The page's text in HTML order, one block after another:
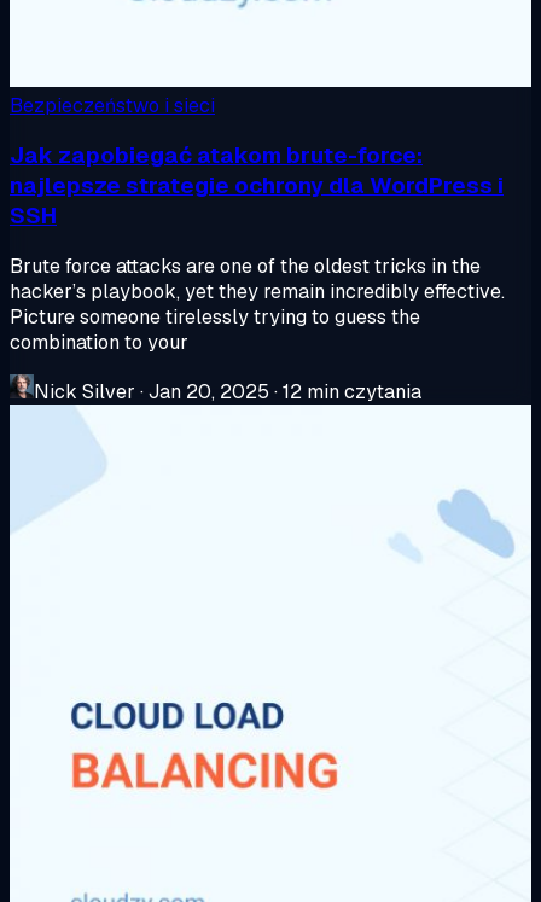
Bezpieczeństwo i sieci
Jak zapobiegać atakom brute-force:
najlepsze strategie ochrony dla WordPress i
SSH
Brute force attacks are one of the oldest tricks in the
hacker’s playbook, yet they remain incredibly effective.
Picture someone tirelessly trying to guess the
combination to your
Nick Silver ·Jan 20, 2025 ·12 min czytania